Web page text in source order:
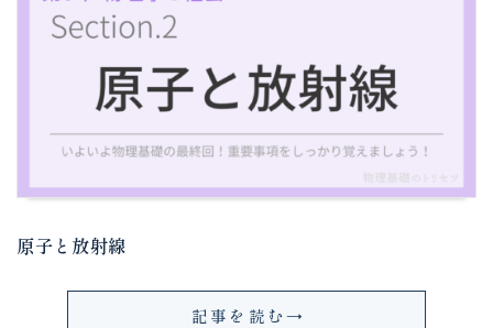
原子と放射線
記事を読む